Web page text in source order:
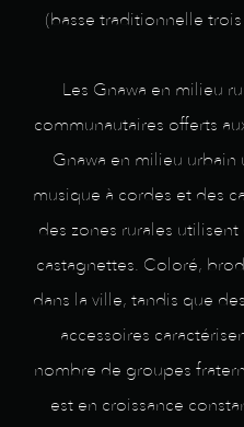
(basse traditionnelle
Les Gnawa en milieu
communautaires offerts
Gnawa en milieu
musique à cordes et des
des zones rurales
castagnettes. Coloré,
dans la ville, tandis que
accessoires
nombre de groupes
est en croissance